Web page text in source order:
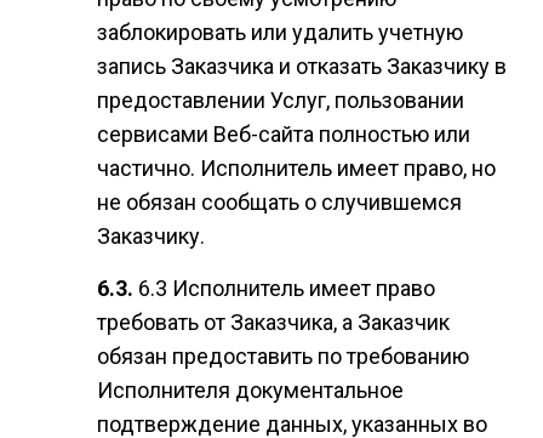
заблокировать или удалить учетную
запись Заказчика и отказать Заказчику в
предоставлении Услуг, пользовании
сервисами Веб-сайта полностью или
частично. Исполнитель имеет право, но
не обязан сообщать о случившемся
Заказчику.
6.3 Исполнитель имеет право
требовать от Заказчика, а Заказчик
обязан предоставить по требованию
Исполнителя документальное
подтверждение данных, указанных во